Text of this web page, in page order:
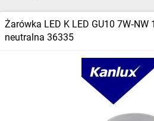
Żarówka LED K LED GU10
neutralna 36335